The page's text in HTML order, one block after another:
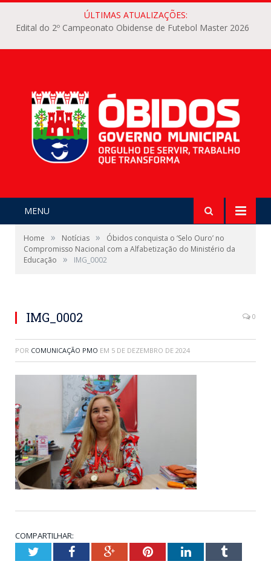
ÚLTIMAS ATUALIZAÇÕES:
Edital do 2º Campeonato Obidense de Futebol Master 2026
MENU
Home » Notícias »
Óbidos conquista o ‘Selo Ouro’ no
Compromisso Nacional com a Alfabetização do Ministério da
Educação
» IMG_0002
IMG_0002 0
POR COMUNICAÇÃO PMO EM 5 DE DEZEMBRO DE 2024
COMPARTILHAR:
TwitterFacebookGoogle+PinterestLinkedInTumblr